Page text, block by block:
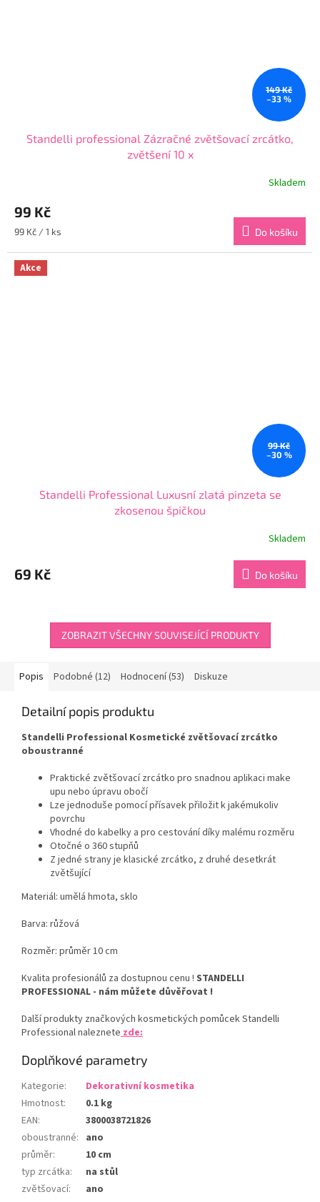
149 Kč
–33 %
Standelli professional Zázračné zvětšovací zrcátko,
zvětšení 10 x
produktu
je
4,1
z
hvězdiček.
Skladem
99 Kč
Měrná
99 Kč / 1 ks Do košíku
Akce
99 Kč
–30 %
Standelli Professional Luxusní zlatá pinzeta se
zkosenou špičkou
produktu
je
Skladem
69 Kč Do košíku
ZOBRAZIT VŠECHNY SOUVISEJÍCÍ PRODUKTY
Popis Podobné (12) Hodnocení (53) Diskuze
Detailní popis produktu
Standelli Professional Kosmetické zvětšovací zrcátko
oboustranné
Praktické zvětšovací zrcátko pro snadnou aplikaci make
upu nebo úpravu obočí
Lze jednoduše pomocí přísavek přiložit k jakémukoliv
povrchu
Vhodné do kabelky a pro cestování díky malému rozměru
Otočné o 360 stupňů
Z jedné strany je klasické zrcátko, z druhé desetkrát
zvětšující
Materiál: umělá hmota, sklo
Barva: růžová
Rozměr: průměr 10 cm
Kvalita profesionálů za dostupnou cenu ! STANDELLI
PROFESSIONAL - nám můžete důvěřovat !
Další produkty značkových kosmetických pomůcek Standelli
Professional naleznete zde:
Doplňkové parametry
Kategorie:
Dekorativní kosmetika
Hmotnost:
0.1 kg
EAN:
3800038721826
oboustranné: ano
průměr:
10 cm
typ zrcátka:
na stůl
zvětšovací: ano